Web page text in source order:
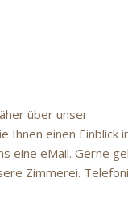
über unser
Ihnen einen Einblick
eine eMail. Gerne
Zimmerei.